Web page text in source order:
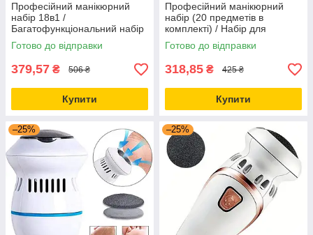
Професійний манікюрний
набір 18в1 /
Багатофункціональний набір
для манікюру у футлярі
Готово до відправки
379,57 ₴ 506 ₴
Купити
Професійний манікюрний
набір (20 предметів в
комплекті) / Набір для
манікюру у футлярі
Готово до відправки
318,85 ₴ 425 ₴
Купити
–25% –25%